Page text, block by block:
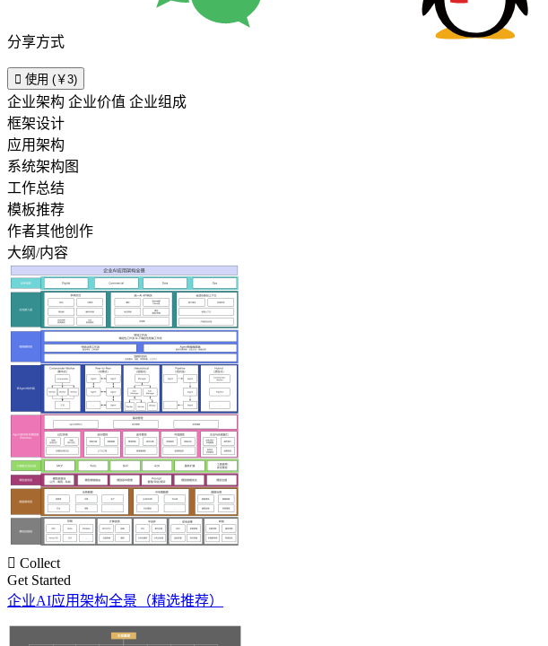
分享方式
 使用 (￥3)
企业架构 企业价值 企业组成
框架设计
应用架构
系统架构图
工作总结
模板推荐
作者其他创作
大纲/内容
 Collect
Get Started
企业AI应用架构全景（精选推荐）